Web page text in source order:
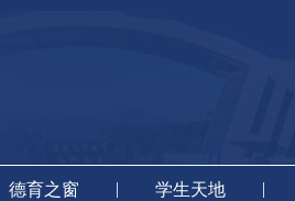
德育之窗 | 学生天地 |